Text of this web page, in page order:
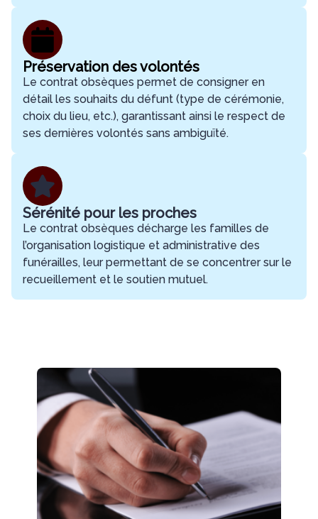
Préservation des volontés
Le contrat obsèques permet de consigner en
détail les souhaits du défunt (type de cérémonie,
choix du lieu, etc.), garantissant ainsi le respect de
ses dernières volontés sans ambiguïté.
Sérénité pour les proches
Le contrat obsèques décharge les familles de
l’organisation logistique et administrative des
funérailles, leur permettant de se concentrer sur le
recueillement et le soutien mutuel.